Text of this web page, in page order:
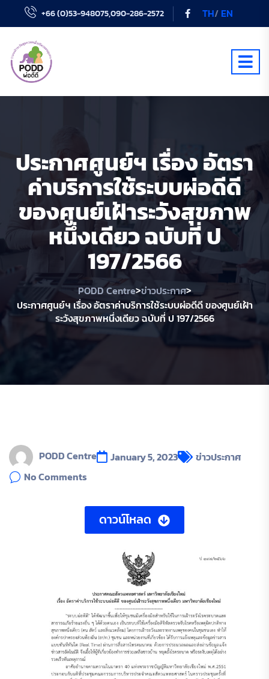
+66 (0)53-948075,090-286-2572 TH/ EN
ประกาศศูนย์ฯ เรื่อง อัตรา
ค่าบริการใช้ระบบผ่อดีดี
ของศูนย์เฝ้าระวังสุขภาพ
หนึ่งเดียว ฉบับที่ ป
197/2566
PODD Centre>ข่าวประกาศ>
ประกาศศูนย์ฯ เรื่อง อัตราค่าบริการใช้ระบบผ่อดีดี ของศูนย์เฝ้า
ระวังสุขภาพหนึ่งเดียว ฉบับที่ ป 197/2566
PODD Centre January 5, 2023
ข่าวประกาศ
No Comments
ดาวน์โหลด